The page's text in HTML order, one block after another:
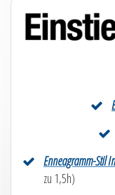
Enneagramm-Stil
zu 1,5h)